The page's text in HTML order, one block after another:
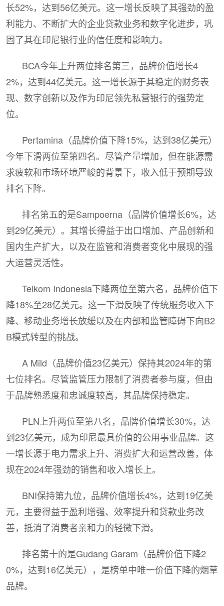
长52%，达到56亿美元。这一增长反映了其强劲的盈
利能力、不断扩大的企业贷款业务和数字化进步，巩
固了其在印尼银行业的信任度和影响力。
BCA今年上升两位排名第三，品牌价值增长4
2%，达到44亿美元。这一增长源于其稳定的财务表
现、数字创新以及作为印尼领先私营银行的强势定
位。
Pertamina（品牌价值下降15%，达到38亿美元）
今年下滑两位至第四名。尽管产量增加，但在能源需
求疲软和市场环境严峻的背景下，收入低于预期导致
排名下降。
排名第五的是Sampoerna（品牌价值增长6%，达
到29亿美元）。其增长得益于出口增加、产品创新和
国内生产扩大，以及在监管和消费者变化中展现的强
大运营灵活性。
Telkom Indonesia下降两位至第六名，品牌价值下
降18%至28亿美元。这一下滑反映了传统服务收入下
降、移动业务增长放缓以及在内部和监管障碍下向B2
B模式转型的挑战。
A Mild（品牌价值23亿美元）保持其2024年的第
七位排名。尽管监管压力限制了消费者参与度，但由
于品牌熟悉度和忠诚度较高，其品牌保持稳定。
PLN上升两位至第八名，品牌价值增长30%，达
到23亿美元，成为印尼最具价值的公用事业品牌。这
一增长源于电力需求上升、消费扩大和运营改善，体
现在2024年强劲的销售和收入增长上。
BNI保持第九位，品牌价值增长4%，达到19亿美
元，主要得益于盈利增强、效率提升和贷款业务改
善，抵消了消费者亲和力的轻微下滑。
排名第十的是Gudang Garam（品牌价值下降2
0%，达到16亿美元），是榜单中唯一价值下降的烟草
品牌。